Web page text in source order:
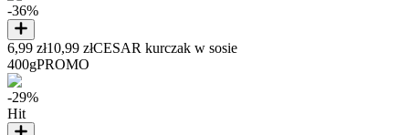
-36%
6,99 zł10,99 złCESAR kurczak w sosie
400gPROMO
-29%
Hit